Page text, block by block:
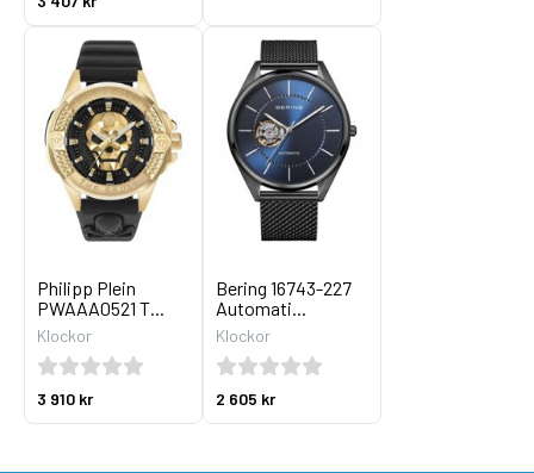
Philipp Plein
PWAAA0521 T...
Klockor
3 910 kr
Bering 16743-227
Automati...
Klockor
2 605 kr